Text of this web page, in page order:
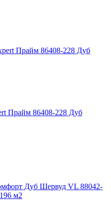
Прайм 86408-228 Дуб